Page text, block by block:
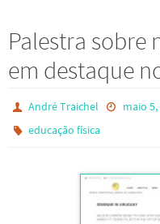
Palestra sobre
em destaque
André Traichel maio 5,
educação física